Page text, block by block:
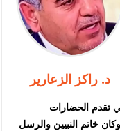
مراجعة منصة خدمة
من رفاق السلاح
من العاهل البحريني
د. راكز الزعارير
تقدم الحضارات
خاتم النبيين والرسل